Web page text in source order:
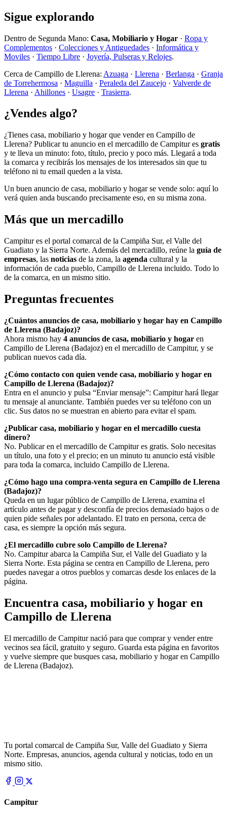
Sigue explorando
Dentro de Segunda Mano: Casa, Mobiliario y Hogar · Ropa y
Complementos · Colecciones y Antiguedades · Informática y
Moviles · Tiempo Libre · Joyería, Pulseras y Relojes.
Cerca de Campillo de Llerena: Azuaga · Llerena · Berlanga · Granja
de Torrehermosa · Maguilla · Peraleda del Zaucejo · Valverde de
Llerena · Ahillones · Usagre · Trasierra.
¿Vendes algo?
¿Tienes casa, mobiliario y hogar que vender en Campillo de
Llerena? Publicar tu anuncio en el mercadillo de Campitur es gratis
y te lleva un minuto: foto, título, precio y poco más. Llegará a toda
la comarca y recibirás los mensajes de los interesados sin que tu
teléfono ni tu email queden a la vista.
Un buen anuncio de casa, mobiliario y hogar se vende solo: aquí lo
verá quien anda buscando precisamente eso, en su misma zona.
Más que un mercadillo
Campitur es el portal comarcal de la Campiña Sur, el Valle del
Guadiato y la Sierra Norte. Además del mercadillo, reúne la guía de
empresas, las noticias de la zona, la agenda cultural y la
información de cada pueblo, Campillo de Llerena incluido. Todo lo
de la comarca, en un mismo sitio.
Preguntas frecuentes
¿Cuántos anuncios de casa, mobiliario y hogar hay en Campillo
de Llerena (Badajoz)?
Ahora mismo hay 4 anuncios de casa, mobiliario y hogar en
Campillo de Llerena (Badajoz) en el mercadillo de Campitur, y se
publican nuevos cada día.
¿Cómo contacto con quien vende casa, mobiliario y hogar en
Campillo de Llerena (Badajoz)?
Entra en el anuncio y pulsa “Enviar mensaje”: Campitur hará llegar
tu mensaje al anunciante. También puedes ver su teléfono con un
clic. Sus datos no se muestran en abierto para evitar el spam.
¿Publicar casa, mobiliario y hogar en el mercadillo cuesta
dinero?
No. Publicar en el mercadillo de Campitur es gratis. Solo necesitas
un título, una foto y el precio; en un minuto tu anuncio está visible
para toda la comarca, incluido Campillo de Llerena.
¿Cómo hago una compra-venta segura en Campillo de Llerena
(Badajoz)?
Queda en un lugar público de Campillo de Llerena, examina el
artículo antes de pagar y desconfía de precios demasiado bajos o de
quien pide señales por adelantado. El trato en persona, cerca de
casa, es siempre la opción más segura.
¿El mercadillo cubre solo Campillo de Llerena?
No. Campitur abarca la Campiña Sur, el Valle del Guadiato y la
Sierra Norte. Esta página se centra en Campillo de Llerena, pero
puedes navegar a otros pueblos y comarcas desde los enlaces de la
página.
Encuentra casa, mobiliario y hogar en
Campillo de Llerena
El mercadillo de Campitur nació para que comprar y vender entre
vecinos sea fácil, gratuito y seguro. Guarda esta página en favoritos
y vuelve siempre que busques casa, mobiliario y hogar en Campillo
de Llerena (Badajoz).
Tu portal comarcal de Campiña Sur, Valle del Guadiato y Sierra
Norte. Empresas, anuncios, agenda cultural y noticias, todo en un
mismo sitio.
Campitur